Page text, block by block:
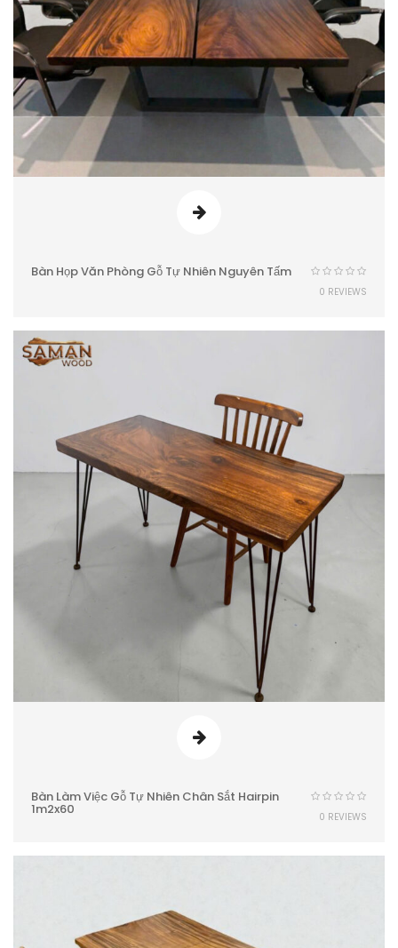
Bàn Họp Văn Phòng Gỗ Tự Nhiên Nguyên Tấm
0 REVIEWS
Bàn Làm Việc Gỗ Tự Nhiên Chân Sắt Hairpin
1m2x60 0 REVIEWS